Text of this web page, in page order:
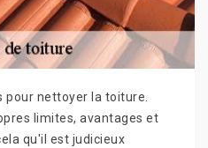
pour nettoyer la toiture.
limites, avantages et
qu'il est judicieux